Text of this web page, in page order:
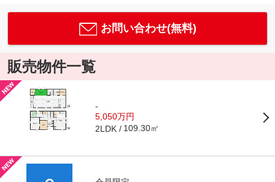
お問い合わせ(無料)
販売物件一覧
-
5,050万円
2LDK 109.30㎡